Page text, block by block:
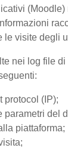
(Moodle)
le visite degli
nei log file di
protocol (IP);
parametri del
piattaforma;